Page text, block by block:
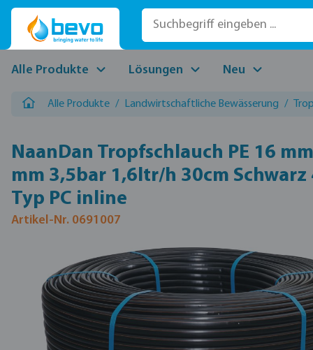
Hauptinhalt springen
Zur Suche springen
Zur Hauptnavigation springen
Alle Produkte Lösungen Neu
Alle Produkte / Landwirtschaftliche Bewässerung /
NaanDan Tropfschlauch PE 16
mm 3,5bar 1,6ltr/h 30cm Schwarz
Typ PC inline
Artikel-Nr. 0691007
Bildergalerie überspringen